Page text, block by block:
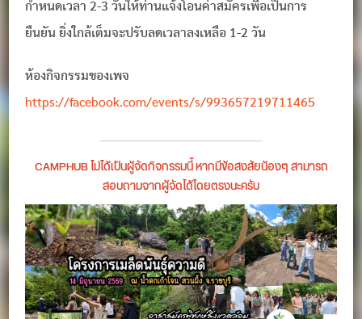
กำหนดเวลา 2-3 วันให้ท่านแจ้งโอนค่าสมัครเพื่อเป็นการ
ยืนยัน ยิ่งใกล้เต็มจะปรับลดเวลาลงเหลือ 1-2 วัน
ห้องกิจกรรมของเพจ
https://facebook.com/events/s/993657219711465
CAMPHUB ไม่ได้เป็นผู้จัดกิจกรรมนี้ หากมีข้อสงสัยน้องๆ สามารถ
สอบถามจากผู้จัดได้โดยตรงนะครับ